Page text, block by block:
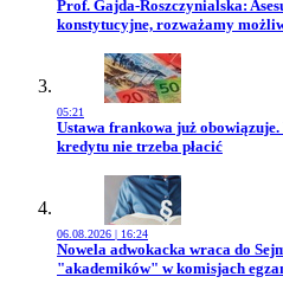
Przejdź do artykułu:
Prof. Gajda-Roszczynialska:
konstytucyjne, rozważamy
05:21
Przejdź do artykułu:
Ustawa frankowa już
kredytu nie trzeba płacić
06.08.2026 | 16:24
Przejdź do artykułu:
Nowela adwokacka wraca do
"akademików" w komisjach